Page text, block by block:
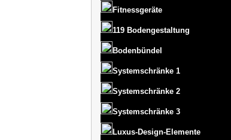
Fitnessgeräte
119 Bodengestaltung
Bodenbündel
Systemschränke 1
Systemschränke 2
Systemschränke 3
Luxus-Design-Elemente